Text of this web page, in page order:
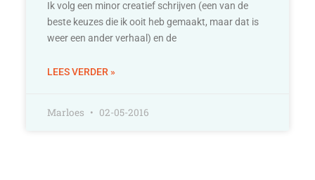
Ik volg een minor creatief schrijven (een van de
beste keuzes die ik ooit heb gemaakt, maar dat is
weer een ander verhaal) en de
LEES VERDER »
Marloes 02-05-2016